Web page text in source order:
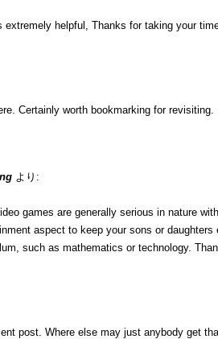
helpful, Thanks for taking your
Certainly worth bookmarking for
より:
games are generally serious in nature
aspect to keep your sons or
such as mathematics or technology.
post. Where else may just anybody get